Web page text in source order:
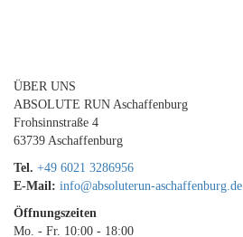
ÜBER UNS
ABSOLUTE RUN Aschaffenburg
Frohsinnstraße 4
63739 Aschaffenburg
Tel. +49 6021 3286956
E-Mail: info@absoluterun-aschaffenburg.de
Öffnungszeiten
Mo. - Fr. 10:00 - 18:00